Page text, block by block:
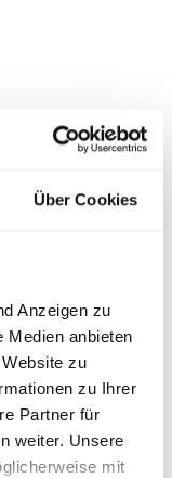
Über Cookies
Anzeigen zu
Medien anbieten
zu
zu Ihrer
Partner für
weiter. Unsere
mit